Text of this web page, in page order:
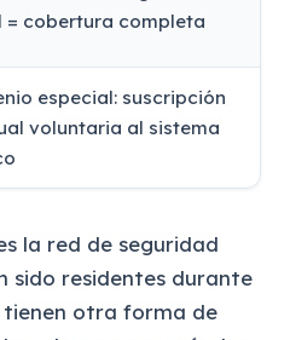
= cobertura completa
especial: suscripción
voluntaria al sistema
la red de seguridad
sido residentes durante
tienen otra forma de